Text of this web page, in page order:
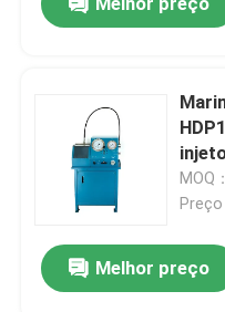
MOQ
Melhor preço